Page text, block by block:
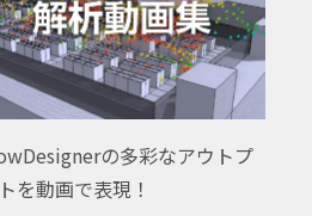
の多彩なアウトプ
を動画で表現！